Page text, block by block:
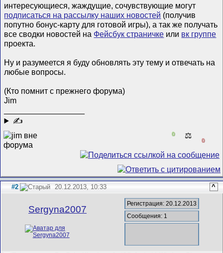
интересующиеся, жаждущие, сочувствующие могут
подписаться на рассылку наших новостей (получив
попутно бонус-карту для готовой игры), а так же получать
все сводки новостей на Фейсбук страничке или вк группе
проекта.
Ну и разумеется я буду обновлять эту тему и отвечать на
любые вопросы.
(Кто помнит с прежнего форума)
Jim
✍
0 ⚖️
0
#2 20.12.2013, 10:33 ^
Sergyna2007
Регистрация: 20.12.2013
Сообщения: 1